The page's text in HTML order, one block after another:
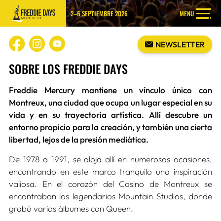
2–6 SEPTIEMBRE 2026 MENU
NEWSLETTER
SOBRE LOS FREDDIE DAYS
Freddie Mercury mantiene un vínculo único con
Montreux, una ciudad que ocupa un lugar especial en su
vida y en su trayectoria artística. Allí descubre un
entorno propicio para la creación, y también una cierta
libertad, lejos de la presión mediática.
De 1978 a 1991, se aloja allí en numerosas ocasiones,
encontrando en este marco tranquilo una inspiración
valiosa. En el corazón del Casino de Montreux se
encontraban los legendarios Mountain Studios, donde
grabó varios álbumes con Queen.